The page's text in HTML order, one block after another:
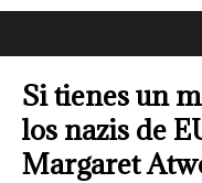
Si tienes un
los nazis de
Margaret